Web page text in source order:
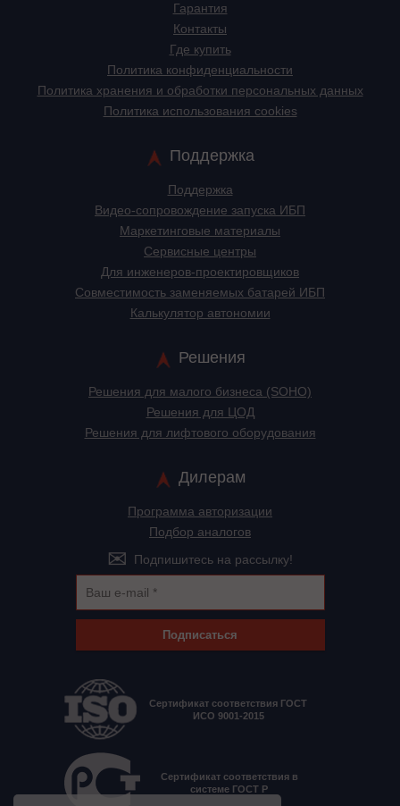
Гарантия
Контакты
Где купить
Политика конфиденциальности
Политика хранения и обработки персональных данных
Политика использования cookies
Поддержка
Поддержка
Видео-сопровождение запуска ИБП
Маркетинговые материалы
Сервисные центры
Для инженеров-проектировщиков
Cовместимость заменяемых батарей ИБП
Калькулятор автономии
Решения
Решения для малого бизнеса (SOHO)
Решения для ЦОД
Решения для лифтового оборудования
Дилерам
Программа авторизации
Подбор аналогов
Подпишитесь на рассылку!
Подписаться
Сертификат соответствия ГОСТ
ИСО 9001-2015
Сертификат соответствия в
системе ГОСТ Р